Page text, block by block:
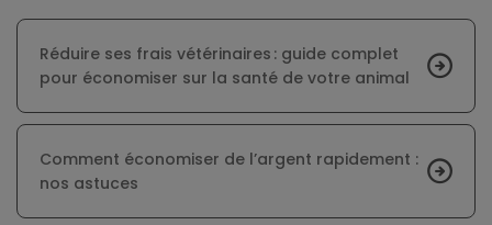
Réduire ses frais vétérinaires : guide complet
pour économiser sur la santé de votre animal
Comment économiser de l’argent rapidement :
nos astuces